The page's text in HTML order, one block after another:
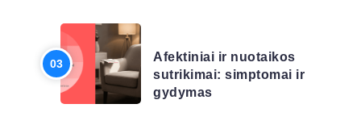
Afektiniai ir nuotaikos
sutrikimai: simptomai ir
gydymas